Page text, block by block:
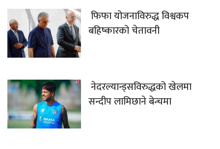
फिफा योजनाविरुद्ध विश्वकप
बहिष्कारको चेतावनी
नेदरल्यान्ड्सविरुद्धको खेलमा
सन्दीप लामिछाने बेन्चमा